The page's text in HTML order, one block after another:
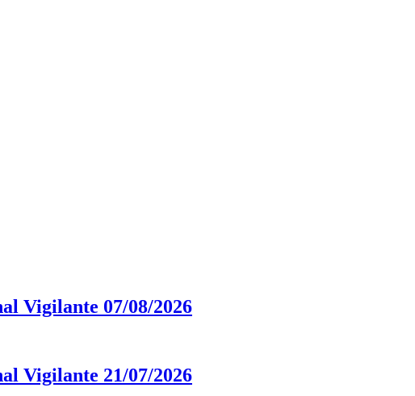
Vigilante 07/08/2026
Vigilante 21/07/2026